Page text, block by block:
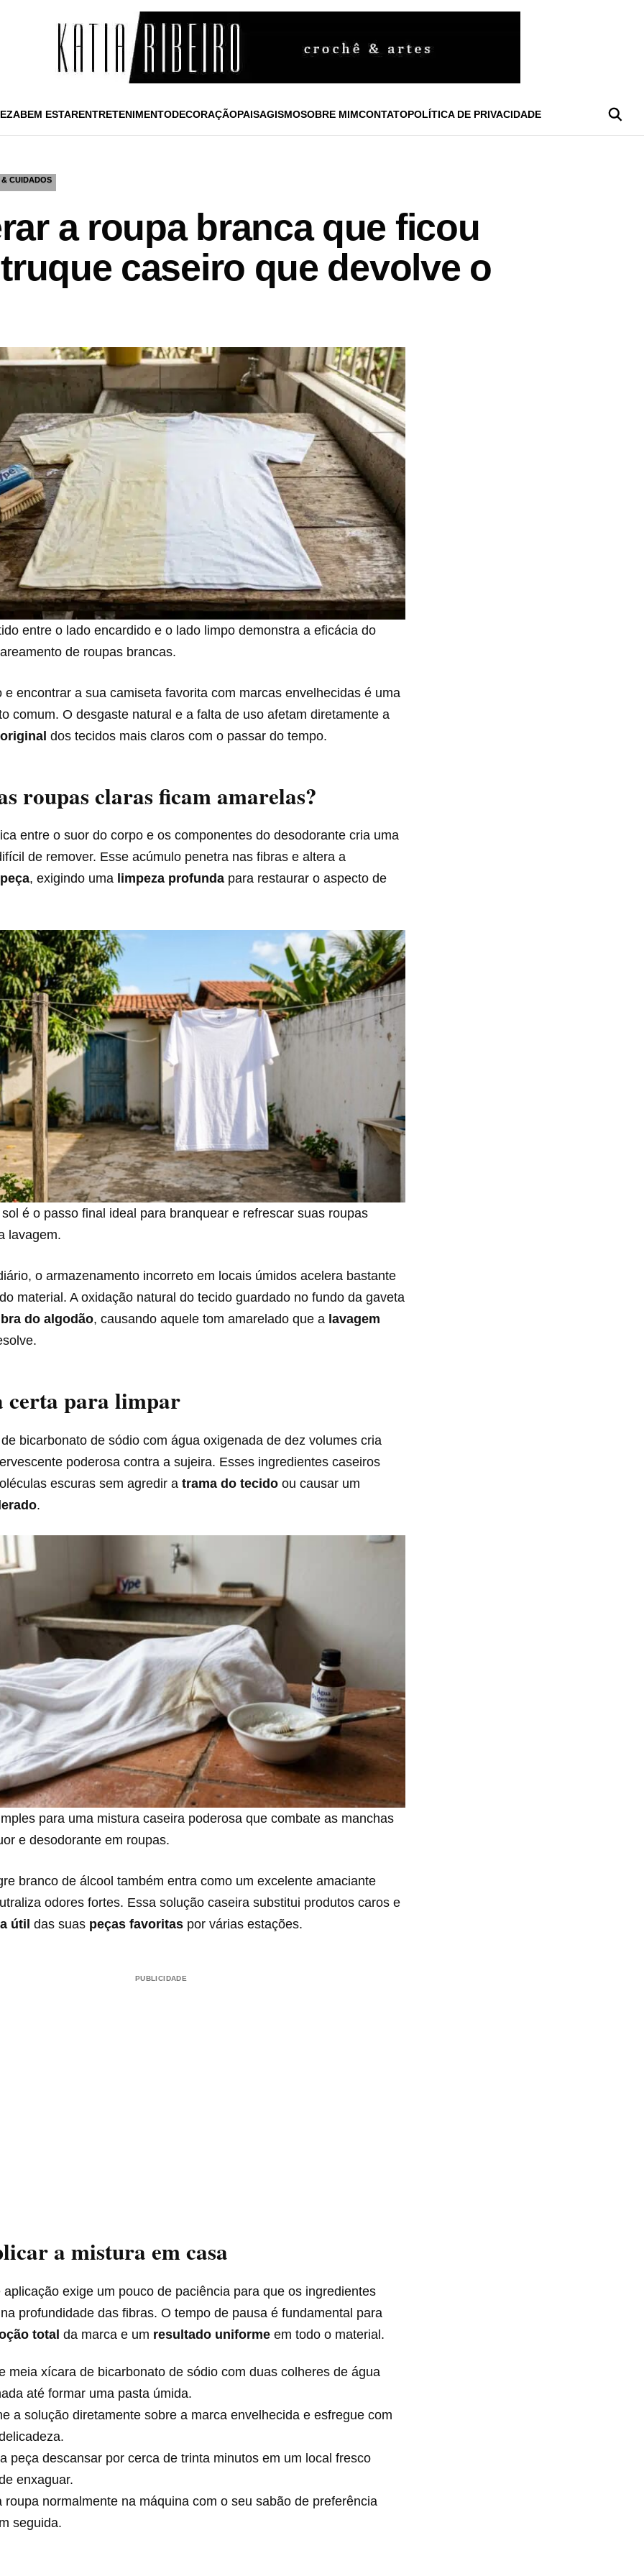
BEM ESTARENTRETENIMENTODECORAÇÃOPAISAGISMOSOBRE MIMCONTATOPOLÍTICA DE PRIVACIDADE
CUIDADOS
a roupa branca que ficou
caseiro que devolve o
entre o lado encardido e o lado limpo demonstra a eficácia do
de roupas brancas.
e encontrar a sua camiseta favorita com marcas envelhecidas é uma
comum. O desgaste natural e a falta de uso afetam diretamente a
dos tecidos mais claros com o passar do tempo.
roupas claras ficam amarelas?
entre o suor do corpo e os componentes do desodorante cria uma
de remover. Esse acúmulo penetra nas fibras e altera a
, exigindo uma limpeza profunda para restaurar o aspecto de
é o passo final ideal para branquear e refrescar suas roupas
lavagem.
o armazenamento incorreto em locais úmidos acelera bastante
material. A oxidação natural do tecido guardado no fundo da gaveta
do algodão, causando aquele tom amarelado que a lavagem
certa para limpar
bicarbonato de sódio com água oxigenada de dez volumes cria
poderosa contra a sujeira. Esses ingredientes caseiros
escuras sem agredir a trama do tecido ou causar um
.
para uma mistura caseira poderosa que combate as manchas
e desodorante em roupas.
branco de álcool também entra como um excelente amaciante
odores fortes. Essa solução caseira substitui produtos caros e
útil das suas peças favoritas por várias estações.
PUBLICIDADE
a mistura em casa
exige um pouco de paciência para que os ingredientes
profundidade das fibras. O tempo de pausa é fundamental para
total da marca e um resultado uniforme em todo o material.
meia xícara de bicarbonato de sódio com duas colheres de água
até formar uma pasta úmida.
a solução diretamente sobre a marca envelhecida e esfregue com
peça descansar por cerca de trinta minutos em um local fresco
enxaguar.
roupa normalmente na máquina com o seu sabão de preferência
seguida.